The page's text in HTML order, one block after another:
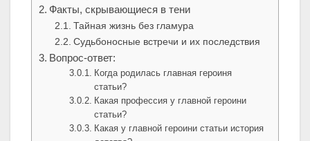
Факты, скрывающиеся в тени
Тайная жизнь без гламура
Судьбоносные встречи и их последствия
Вопрос-ответ:
Когда родилась главная героиня
статьи?
Какая профессия у главной героини
статьи?
Какая у главной героини статьи история